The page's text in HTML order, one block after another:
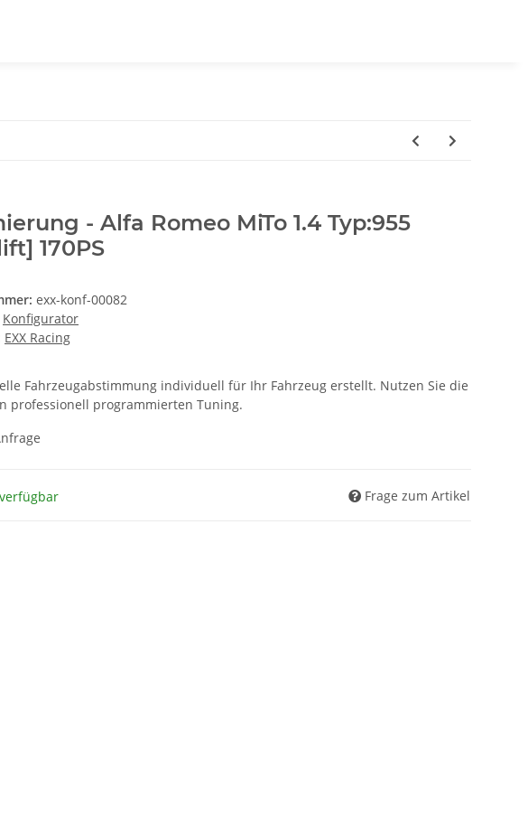
- Alfa Romeo MiTo 1.4 Typ:955
170PS
exx-konf-00082
Konfigurator
EXX Racing
Fahrzeugabstimmung individuell für Ihr Fahrzeug erstellt. Nutzen Sie die
professionell programmierten Tuning.
Frage zum Artikel